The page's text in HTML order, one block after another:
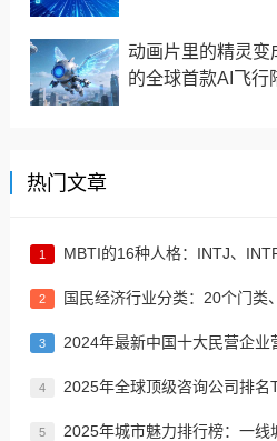
动画片里的精灵变
的全球首款AI飞行
热门文章
1 MBTI的16种人格：INTJ、INTP、ENTJ、ENTP、INFJ、INFP、ENFJ、
2 国民经济行业分类：20个门类、97个
3 2024年最新中国十大民营企业营收数
4 2025年全球顶级咨询公司排名TOP25：贝
5 2025年城市魅力排行榜：一线城市、新一线城市、二